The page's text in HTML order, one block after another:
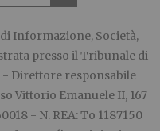
Informazione, Società,
presso il Tribunale di
- Direttore responsabile
Vittorio Emanuele II, 167
- N. REA: To 1187150